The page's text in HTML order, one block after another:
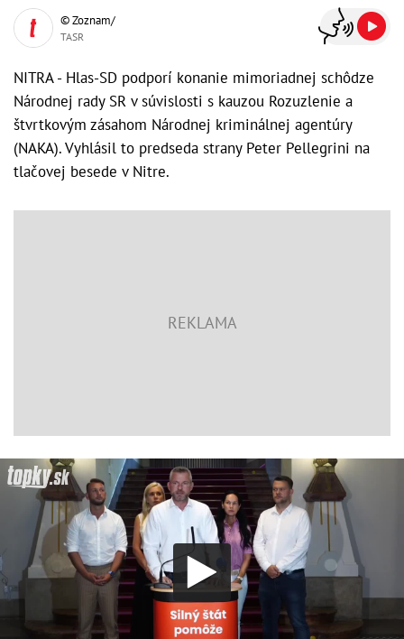
© Zoznam/
TASR
NITRA - Hlas-SD podporí konanie mimoriadnej schôdze
Národnej rady SR v súvislosti s kauzou Rozuzlenie a
štvrtkovým zásahom Národnej kriminálnej agentúry
(NAKA). Vyhlásil to predseda strany Peter Pellegrini na
tlačovej besede v Nitre.